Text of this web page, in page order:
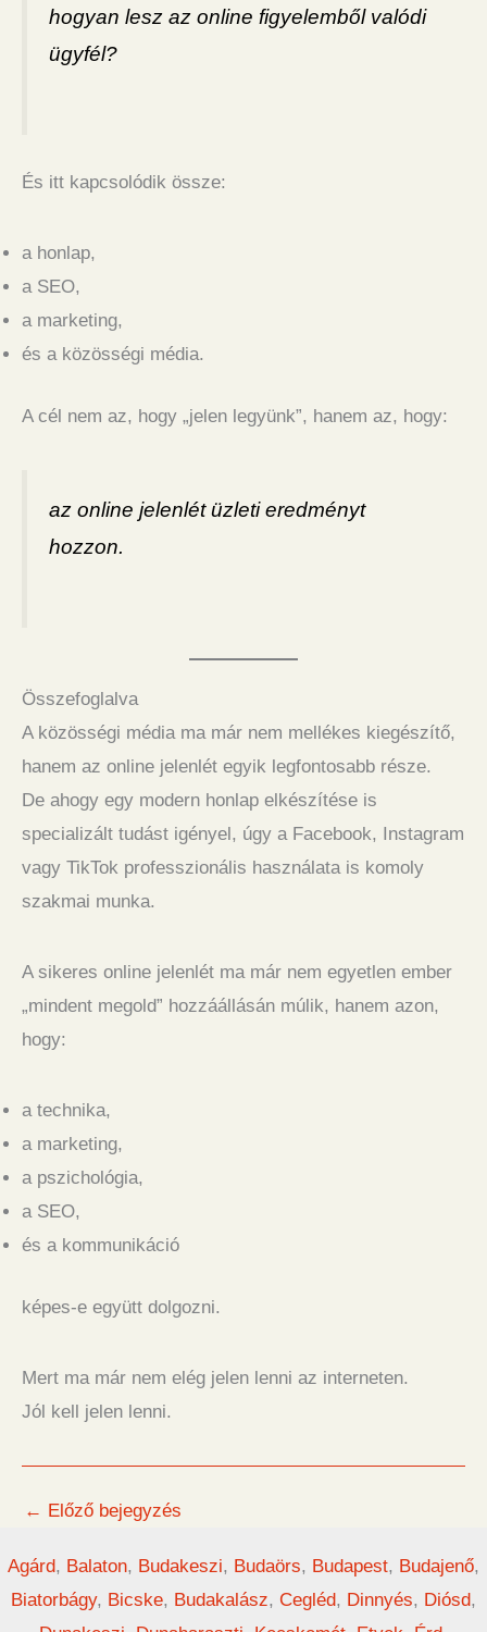
hogyan lesz az online figyelemből valódi
ügyfél?
És itt kapcsolódik össze:
a honlap,
a SEO,
a marketing,
és a közösségi média.
A cél nem az, hogy „jelen legyünk”, hanem az, hogy:
az online jelenlét üzleti eredményt
hozzon.
Összefoglalva
A közösségi média ma már nem mellékes kiegészítő,
hanem az online jelenlét egyik legfontosabb része.
De ahogy egy modern honlap elkészítése is
specializált tudást igényel, úgy a Facebook, Instagram
vagy TikTok professzionális használata is komoly
szakmai munka.
A sikeres online jelenlét ma már nem egyetlen ember
„mindent megold” hozzáállásán múlik, hanem azon,
hogy:
a technika,
a marketing,
a pszichológia,
a SEO,
és a kommunikáció
képes-e együtt dolgozni.
Mert ma már nem elég jelen lenni az interneten.
Jól kell jelen lenni.
← Előző bejegyzés
Agárd, Balaton, Budakeszi, Budaörs, Budapest, Budajenő,
Biatorbágy, Bicske, Budakalász, Cegléd, Dinnyés, Diósd,